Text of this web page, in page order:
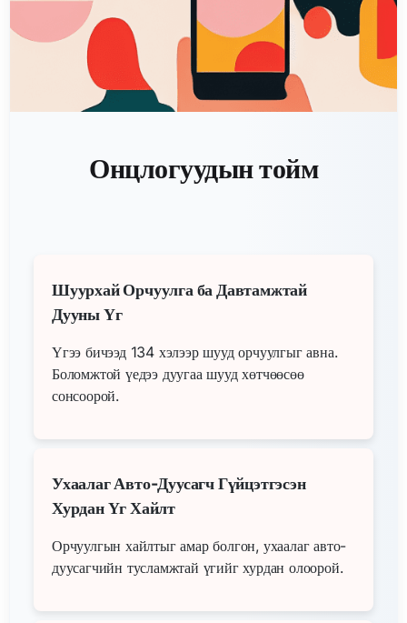
Онцлогуудын тойм
Шуурхай Орчуулга ба Давтамжтай
Дууны Үг
Үгээ бичээд 134 хэлээр шууд орчуулгыг авна.
Боломжтой үедээ дуугаа шууд хөтчөөсөө
сонсоорой.
Ухаалаг Авто-Дуусагч Гүйцэтгэсэн
Хурдан Үг Хайлт
Орчуулгын хайлтыг амар болгон, ухаалаг авто-
дуусагчийн тусламжтай үгийг хурдан олоорой.